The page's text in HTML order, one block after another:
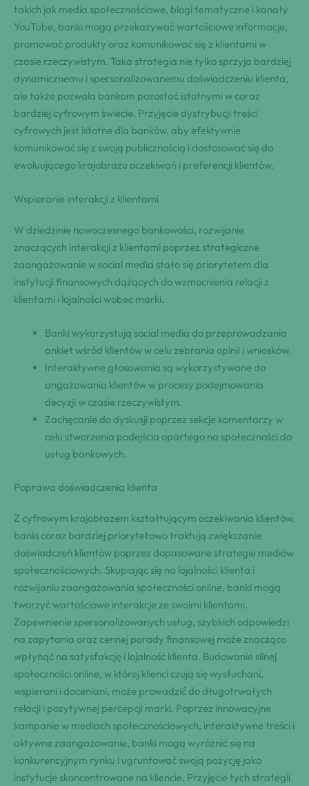
takich jak media społecznościowe, blogi tematyczne i kanały
YouTube, banki mogą przekazywać wartościowe informacje,
promować produkty oraz komunikować się z klientami w
czasie rzeczywistym. Taka strategia nie tylko sprzyja bardziej
dynamicznemu i spersonalizowanemu doświadczeniu klienta,
ale także pozwala bankom pozostać istotnymi w coraz
bardziej cyfrowym świecie. Przyjęcie dystrybucji treści
cyfrowych jest istotne dla banków, aby efektywnie
komunikować się z swoją publicznością i dostosować się do
ewoluującego krajobrazu oczekiwań i preferencji klientów.
Wspieranie interakcji z klientami
W dziedzinie nowoczesnego bankowości, rozwijanie
znaczących interakcji z klientami poprzez strategiczne
zaangażowanie w social media stało się priorytetem dla
instytucji finansowych dążących do wzmocnienia relacji z
klientami i lojalności wobec marki.
Banki wykorzystują social media do przeprowadzania
ankiet wśród klientów w celu zebrania opinii i wniosków.
Interaktywne głosowania są wykorzystywane do
angażowania klientów w procesy podejmowania
decyzji w czasie rzeczywistym.
Zachęcanie do dyskusji poprzez sekcje komentarzy w
celu stworzenia podejścia opartego na społeczności do
usług bankowych.
Poprawa doświadczenia klienta
Z cyfrowym krajobrazem kształtującym oczekiwania klientów,
banki coraz bardziej priorytetowo traktują zwiększanie
doświadczeń klientów poprzez dopasowane strategie mediów
społecznościowych. Skupiając się na lojalności klienta i
rozwijaniu zaangażowania społeczności online, banki mogą
tworzyć wartościowe interakcje ze swoimi klientami.
Zapewnienie spersonalizowanych usług, szybkich odpowiedzi
na zapytania oraz cennej porady finansowej może znacząco
wpłynąć na satysfakcję i lojalność klienta. Budowanie silnej
społeczności online, w której klienci czują się wysłuchani,
wspierani i doceniani, może prowadzić do długotrwałych
relacji i pozytywnej percepcji marki. Poprzez innowacyjne
kampanie w mediach społecznościowych, interaktywne treści i
aktywne zaangażowanie, banki mogą wyróżnić się na
konkurencyjnym rynku i ugruntować swoją pozycję jako
instytucje skoncentrowane na kliencie. Przyjęcie tych strategii